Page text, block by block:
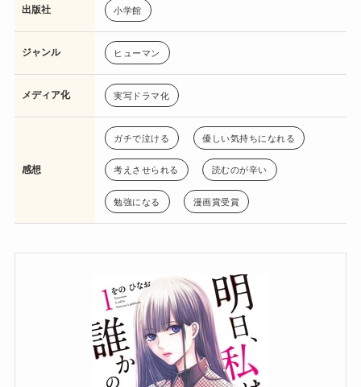
出版社 小学館
ジャンル ヒューマン
メディア化 実写ドラマ化
感想
ガチで泣ける 優しい気持ちになれる
考えさせられる 読むのが辛い
勉強になる 漫画賞受賞